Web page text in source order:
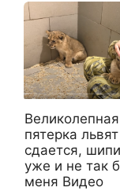
Великолепная
пятерка
сдается,
уже и не так
меня Видео